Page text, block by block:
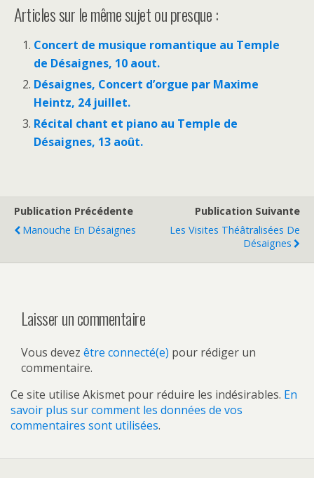
Articles sur le même sujet ou presque :
Concert de musique romantique au Temple
de Désaignes, 10 aout.
Désaignes, Concert d’orgue par Maxime
Heintz, 24 juillet.
Récital chant et piano au Temple de
Désaignes, 13 août.
Publication Précédente
Manouche En Désaignes
Publication Suivante
Les Visites Théâtralisées De
Désaignes
Laisser un commentaire
Vous devez être connecté(e) pour rédiger un
commentaire.
Ce site utilise Akismet pour réduire les indésirables. En
savoir plus sur comment les données de vos
commentaires sont utilisées.